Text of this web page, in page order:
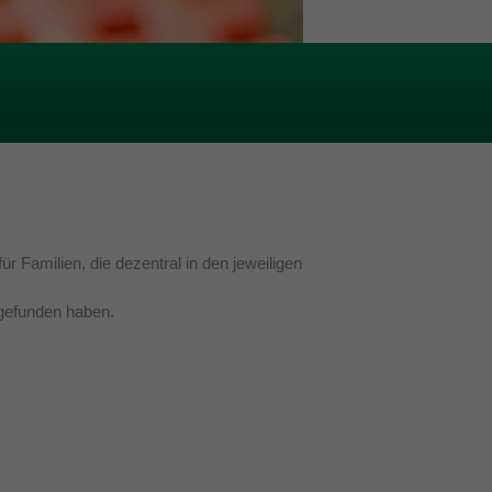
Familien, die dezentral in den jeweiligen
haben.